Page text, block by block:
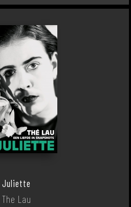
Juliette
The Lau